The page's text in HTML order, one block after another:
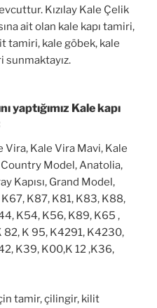
Kızılay Kale Çelik
ait olan kale kapı tamiri,
tamiri, kale göbek, kale
sunmaktayız.
yaptığımız Kale kapı
Vira, Kale Vira Mavi, Kale
Country Model, Anatolia,
Kapısı, Grand Model,
K87, K81, K83, K88,
K54, K56, K89, K65 ,
82, K 95, K4291, K4230,
K39, K00,K 12 ,K36,
tamir, çilingir, kilit